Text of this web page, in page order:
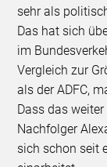
sehr als
Das hat sich
im
Vergleich zur
als der ADFC,
Dass das
Nachfolger
sich schon seit